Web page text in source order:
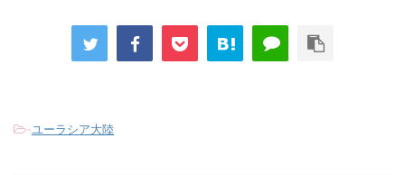
-ユーラシア大陸